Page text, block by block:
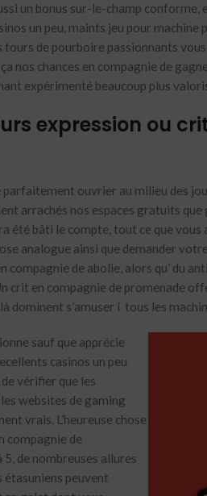
un bonus sur-le-champ
un peu, maints jeu pour
tours de pourboire passionnants
nos chances en compagnie de
expérimenté beaucoup plus
expression ou
ouvrier au milieu des
arrachés nos espaces gratuits que
été bâti le compte, tout ce que
analogue ainsi que demander
compagnie de abolie, alors qu’ du
crit en compagnie de promenade
dominent s’amuser í tous les
sauf que apprécie
casinos un peu
vérifier que les
websites de gaming
vrais. L’heureuse chose
compagnie de
de nombreuses allures
étasuniens peuvent